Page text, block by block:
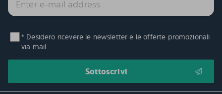
* Desidero ricevere le newsletter e le offerte promozionali
via mail.